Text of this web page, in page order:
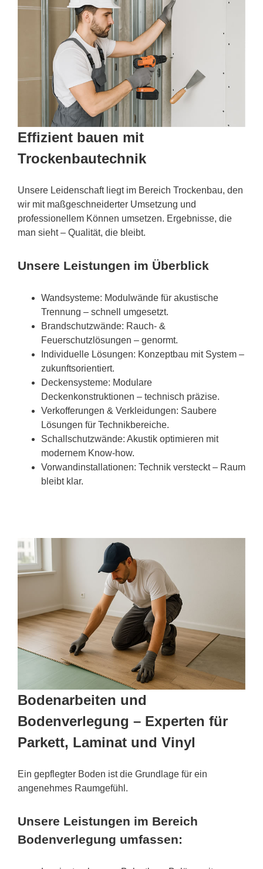
Effizient bauen mit
Trockenbautechnik
Unsere Leidenschaft liegt im Bereich Trockenbau, den
wir mit maßgeschneiderter Umsetzung und
professionellem Können umsetzen. Ergebnisse, die
man sieht – Qualität, die bleibt.
Unsere Leistungen im Überblick
Wandsysteme: Modulwände für akustische
Trennung – schnell umgesetzt.
Brandschutzwände: Rauch- &
Feuerschutzlösungen – genormt.
Individuelle Lösungen: Konzeptbau mit System –
zukunftsorientiert.
Deckensysteme: Modulare
Deckenkonstruktionen – technisch präzise.
Verkofferungen & Verkleidungen: Saubere
Lösungen für Technikbereiche.
Schallschutzwände: Akustik optimieren mit
modernem Know-how.
Vorwandinstallationen: Technik versteckt – Raum
bleibt klar.
Bodenarbeiten und
Bodenverlegung – Experten für
Parkett, Laminat und Vinyl
Ein gepflegter Boden ist die Grundlage für ein
angenehmes Raumgefühl.
Unsere Leistungen im Bereich
Bodenverlegung umfassen: